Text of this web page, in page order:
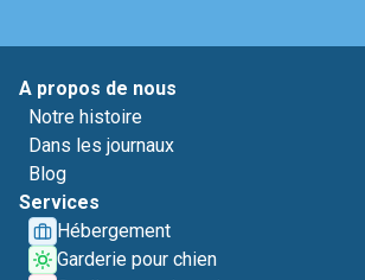
A propos de nous
Notre histoire
Dans les journaux
Blog
Services
Hébergement
Garderie pour chien